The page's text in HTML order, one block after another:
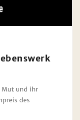
Mut und ihr
des